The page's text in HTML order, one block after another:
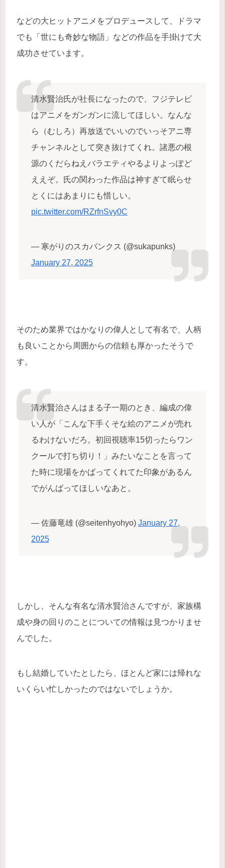
などの大ヒットアニメをプロデュースして、ドラマ
でも「世にも奇妙な物語」などの作品を手掛けて大
成功させています。
清水賢治氏が社長になったので、フジテレビ
はアニメをガンガンに流してほしい。なんな
ら（むしろ）再放送でいいのでいっそアニ専
チャンネルとして突き抜けてくれ。諸悪の根
源のくだらねえバラエティやるよりよっぽど
ええぞ。氏の関わった作品は神すぎて眠らせ
とくにはあまりにも惜しい。
pic.twitter.com/RZrfnSvy0C
— 寒がりのスカパンクス (@sukapunks)
January 27, 2025
そのため業界ではかなりの偉人として有名で、人柄
も良いことから周囲からの信頼も厚かったそうで
す。
清水賢治さんはまる子一期のとき、編成の偉
い人が「こんな下手くそな絵のアニメが売れ
るわけないだろ。初回視聴率15切ったらワン
クールで打ち切り！」みたいなことを言って
た時に現場をかばってくれてた印象があるん
でがんばってほしいなあと。
— 佐藤竜雄 (@seitenhyohyo) January 27,
2025
しかし、そんな有名な清水賢治さんですが、家族構
成や身の回りのことについての情報は見つかりませ
んでした。
もし結婚していたとしたら、ほとんど家には帰れな
いくらい忙しかったのではないでしょうか。